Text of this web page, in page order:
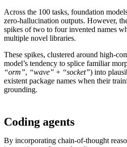
Across the 100 tasks, foundation
zero-hallucination outputs. However,
spikes of two to four invented names
multiple novel libraries.
These spikes, clustered around high-
model’s tendency to splice familiar
“orm”, “wave” + “socket”) into
existent package names when their
grounding.
Coding agents
By incorporating chain-of-thought